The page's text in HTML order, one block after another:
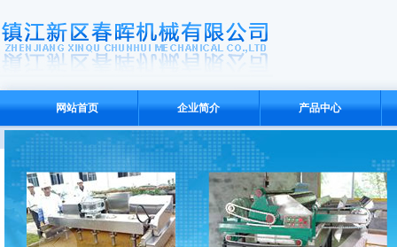
网站首页 企业简介 产品中心